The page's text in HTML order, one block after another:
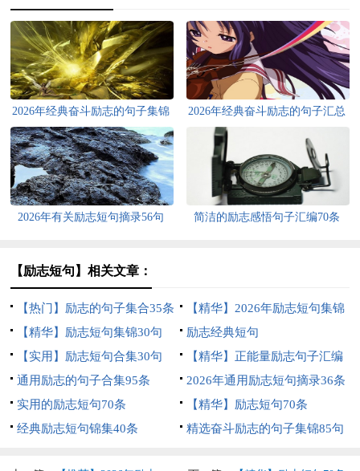
2026年经典奋斗励志的句子集锦
70句
2026年经典奋斗励志的句子汇总
2026年有关励志短句摘录56句 简洁的励志感悟句子汇编70条
【励志短句】相关文章：
【热门】励志的句子集合35条
【精华】2026年励志短句集锦
39句
【精华】励志短句集锦30句
励志经典短句
【实用】励志短句合集30句
【精华】正能量励志句子汇编
47句
通用励志的句子合集95条
2026年通用励志短句摘录36条
实用的励志短句70条
【精华】励志短句70条
经典励志短句锦集40条
精选奋斗励志的句子集锦85句